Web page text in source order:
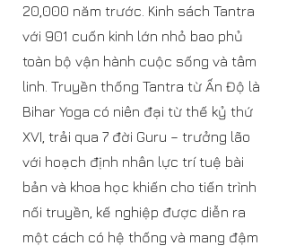
20,000 năm trước. Kinh sách Tantra
với 901 cuốn kinh lớn nhỏ bao phủ
toàn bộ vận hành cuộc sống và tâm
linh. Truyền thống Tantra từ Ấn Độ là
Bihar Yoga có niên đại từ thế kỷ thứ
XVI, trải qua 7 đời Guru – trưởng lão
với hoạch định nhân lực trí tuệ bài
bản và khoa học khiến cho tiến trình
nối truyền, kế nghiệp được diễn ra
một cách có hệ thống và mang đậm